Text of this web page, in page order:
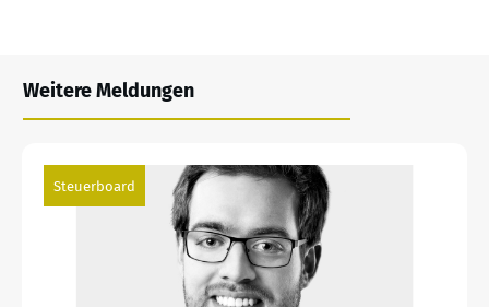
Weitere Meldungen
Steuerboard